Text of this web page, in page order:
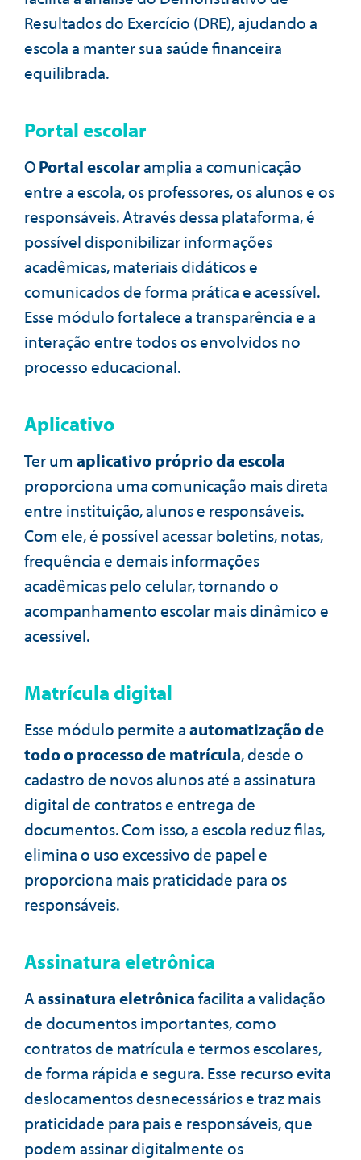
Resultados do Exercício (DRE), ajudando a
escola a manter sua saúde financeira
equilibrada.
Portal escolar
OPortal escolaramplia a comunicação
entre a escola, os professores, os alunos e os
responsáveis. Através dessa plataforma, é
possível disponibilizar informações
acadêmicas, materiais didáticos e
comunicados de forma prática e acessível.
Esse módulo fortalece a transparência e a
interação entre todos os envolvidos no
processo educacional.
Aplicativo
Ter um aplicativo próprio da escola
proporciona uma comunicação mais direta
entre instituição, alunos e responsáveis.
Com ele, é possível acessar boletins, notas,
frequência e demais informações
acadêmicas pelo celular, tornando o
acompanhamento escolar mais dinâmico e
acessível.
Matrícula digital
Esse módulo permite aautomatização de
todo o processo de matrícula, desde o
cadastro de novos alunos até a assinatura
digital de contratos e entrega de
documentos. Com isso, a escola reduz filas,
elimina o uso excessivo de papel e
proporciona mais praticidade para os
responsáveis.
Assinatura eletrônica
Aassinatura eletrônicafacilita a validação
de documentos importantes, como
contratos de matrícula e termos escolares,
de forma rápida e segura. Esse recurso evita
deslocamentos desnecessários e traz mais
praticidade para pais e responsáveis, que
podem assinar digitalmente os